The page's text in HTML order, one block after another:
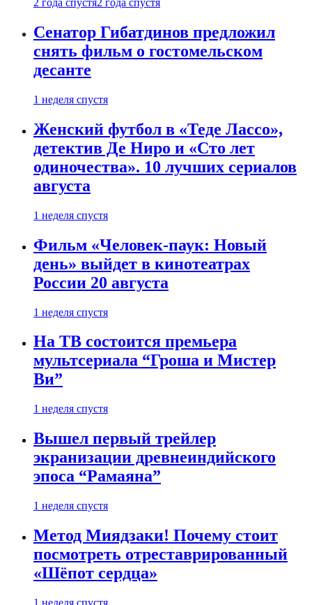
2 года спустя2 года спустя
Сенатор Гибатдинов предложил
снять фильм о гостомельском
десанте
1 неделя спустя
Женский футбол в «Теде Лассо»,
детектив Де Ниро и «Сто лет
одиночества». 10 лучших сериалов
августа
1 неделя спустя
Фильм «Человек-паук: Новый
день» выйдет в кинотеатрах
России 20 августа
1 неделя спустя
На ТВ состоится премьера
мультсериала “Гроша и Мистер
Ви”
1 неделя спустя
Вышел первый трейлер
экранизации древнеиндийского
эпоса “Рамаяна”
1 неделя спустя
Метод Миядзаки! Почему стоит
посмотреть отреставрированный
«Шёпот сердца»
1 неделя спустя